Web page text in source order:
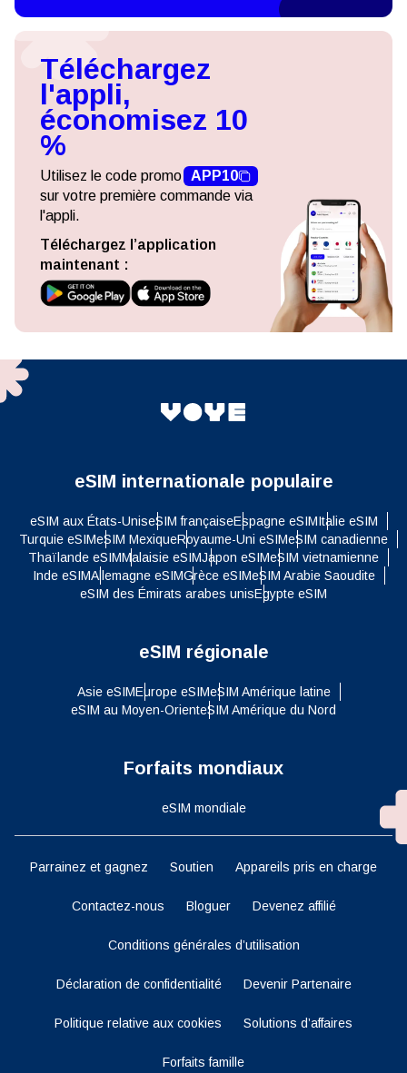
Téléchargez
l'appli,
économisez 10
%
Utilisez le code promo APP10
sur votre première commande via
l'appli.
Téléchargez l’application
maintenant :
eSIM internationale populaire
eSIM aux États-UniseSIM françaiseEspagne eSIMItalie eSIM
Turquie eSIMeSIM MexiqueRoyaume-Uni eSIMeSIM canadienne
Thaïlande eSIMMalaisie eSIMJapon eSIMeSIM vietnamienne
Inde eSIMAllemagne eSIMGrèce eSIMeSIM Arabie Saoudite
eSIM des Émirats arabes unisEgypte eSIM
eSIM régionale
Asie eSIMEurope eSIMeSIM Amérique latine
eSIM au Moyen-OrienteSIM Amérique du Nord
Forfaits mondiaux
eSIM mondiale
Parrainez et gagnez Soutien Appareils pris en charge
Contactez-nous Bloguer Devenez affilié
Conditions générales d’utilisation
Déclaration de confidentialité Devenir Partenaire
Politique relative aux cookies Solutions d’affaires
Forfaits famille